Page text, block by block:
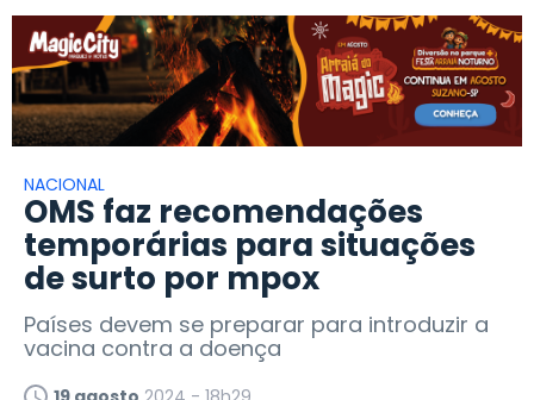
NACIONAL
OMS faz recomendações
temporárias para situações
de surto por mpox
Países devem se preparar para introduzir a
vacina contra a doença